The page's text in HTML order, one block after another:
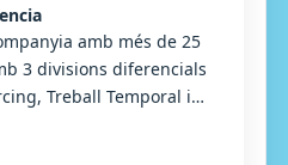
amb més de 25
3 divisions diferencials
Treball Temporal i